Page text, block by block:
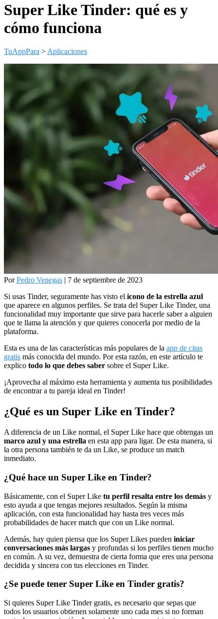
Super Like Tinder: qué es y
cómo funciona
TuAppPara > Aplicaciones
PorPedro Venegas | 7 de septiembre de 2023
Si usas Tinder, seguramente has visto el icono de la estrella azul
que aparece en algunos perfiles. Se trata del Super Like Tinder, una
funcionalidad muy importante que sirve para hacerle saber a alguien
que te llama la atención y que quieres conocerla por medio de la
plataforma.
Esta es una de las características más populares de la app de citas
gratis más conocida del mundo. Por esta razón, en este artículo te
explico todo lo que debes saber sobre el Super Like.
¡Aprovecha al máximo esta herramienta y aumenta tus posibilidades
de encontrar a tu pareja ideal en Tinder!
¿Qué es un Super Like en Tinder?
A diferencia de un Like normal, el Super Like hace que obtengas un
marco azul y una estrella en esta app para ligar. De esta manera, si
la otra persona también te da un Like, se produce un match
inmediato.
¿Qué hace un Super Like en Tinder?
Básicamente, con el Super Like tu perfil resalta entre los demás y
esto ayuda a que tengas mejores resultados. Según la misma
aplicación, con esta funcionalidad hay hasta tres veces más
probabilidades de hacer match que con un Like normal.
Además, hay quien piensa que los Super Likes pueden iniciar
conversaciones más largas y profundas si los perfiles tienen mucho
en común. A su vez, demuestra de cierta forma que eres una persona
decidida y sincera con tus elecciones en Tinder.
¿Se puede tener Super Like en Tinder gratis?
Si quieres Super Like Tinder gratis, es necesario que sepas que
todos los usuarios obtienen solamente uno cada mes si no forman